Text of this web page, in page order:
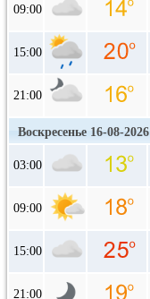
09:00
15:00
21:00
Воскресенье 16-08-2026
03:00
09:00
15:00
21:00